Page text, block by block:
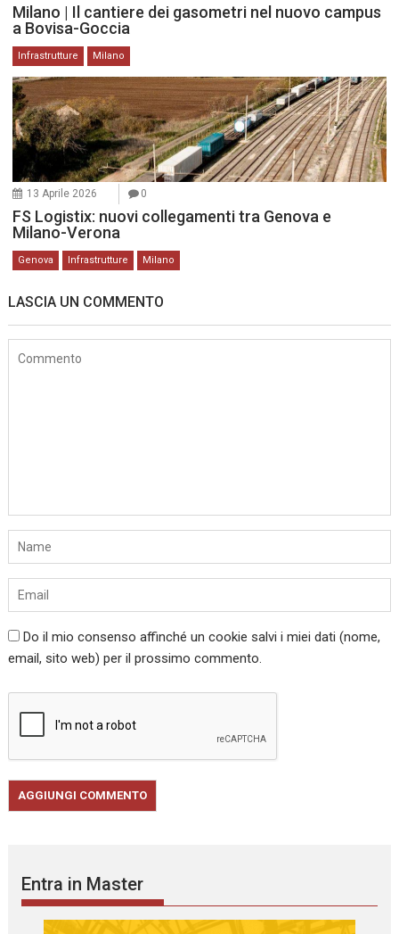
Milano | Il cantiere dei gasometri nel nuovo campus
a Bovisa-Goccia
Infrastrutture Milano
13 Aprile 2026 0
FS Logistix: nuovi collegamenti tra Genova e
Milano-Verona
Genova Infrastrutture Milano
LASCIA UN COMMENTO
Do il mio consenso affinché un cookie salvi i miei dati (nome,
email, sito web) per il prossimo commento.
Entra in Master